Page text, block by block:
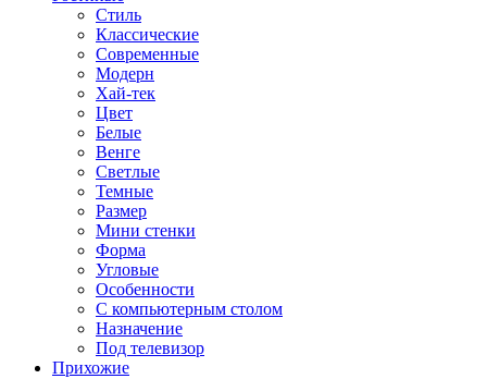
Стиль
Классические
Современные
Модерн
Хай-тек
Цвет
Белые
Венге
Светлые
Темные
Размер
Мини стенки
Форма
Угловые
Особенности
С компьютерным столом
Назначение
Под телевизор
Прихожие